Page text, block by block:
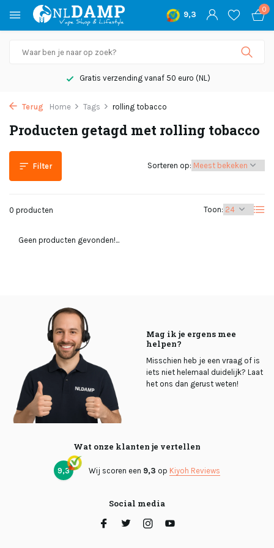
9,3
0
Gratis verzending vanaf 50 euro (NL)
Terug Home Tags rolling tobacco
Producten getagd met rolling tobacco
Filter
0 producten Toon:
Sorteren op:
Geen producten gevonden!...
Mag ik je ergens mee
helpen?
Misschien heb je een vraag of is
iets niet helemaal duidelijk? Laat
het ons dan gerust weten!
Wat onze klanten je vertellen
9,3 Wij scoren een 9,3 op Kiyoh Reviews
Social media